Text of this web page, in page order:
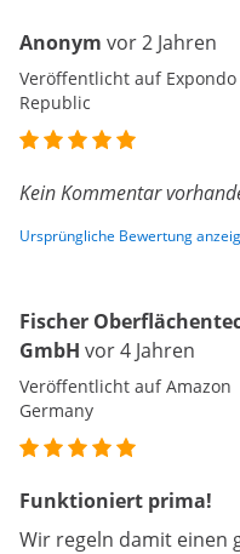
Anonym vor 2 Jahren
Veröffentlicht auf Expondo
Republic
Kein Kommentar
Ursprüngliche Bewertung
Fischer
GmbH vor 4 Jahren
Veröffentlicht auf Amazon
Germany
Funktioniert prima!
Wir regeln damit einen